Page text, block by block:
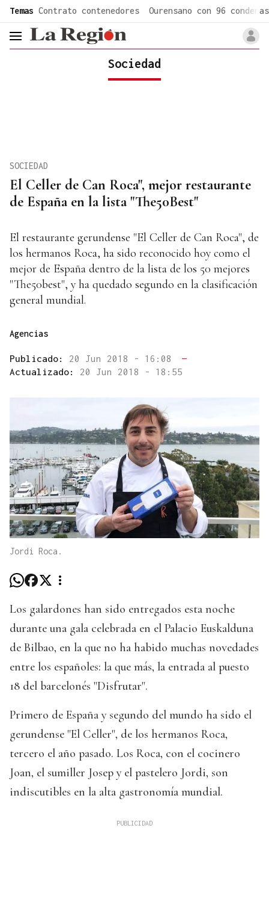
Temas Contrato contenedores Ourensano con 96 condenas
header.menu.open
Sociedad
El Celler de Can Roca", mejor restaurante
de España en la lista "The50Best"
SOCIEDAD
El restaurante gerundense "El Celler de Can Roca", de
los hermanos Roca, ha sido reconocido hoy como el
mejor de España dentro de la lista de los 50 mejores
"The50best", y ha quedado segundo en la clasificación
general mundial.
Agencias
Publicado: 20 Jun 2018 - 16:08
—
Actualizado: 20 Jun 2018 - 18:55
Jordi Roca.
Los galardones han sido entregados esta noche
durante una gala celebrada en el Palacio Euskalduna
de Bilbao, en la que no ha habido muchas novedades
entre los españoles: la que más, la entrada al puesto
18 del barcelonés "Disfrutar".
Primero de España y segundo del mundo ha sido el
gerundense "El Celler", de los hermanos Roca,
tercero el año pasado. Los Roca, con el cocinero
Joan, el sumiller Josep y el pastelero Jordi, son
indiscutibles en la alta gastronomía mundial.